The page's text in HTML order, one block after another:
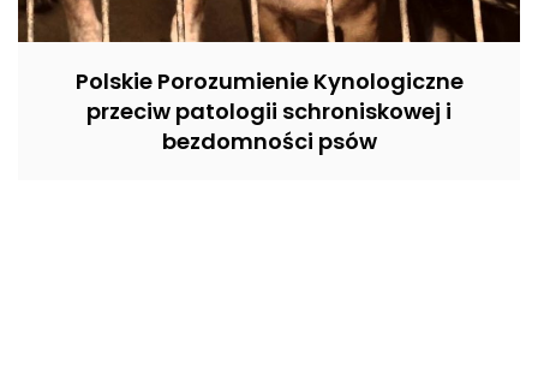
Polskie Porozumienie Kynologiczne
przeciw patologii schroniskowej i
bezdomności psów